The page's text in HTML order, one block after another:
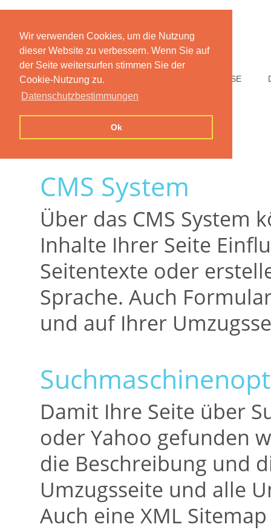
Wir verwenden Cookies, um die Nutzung
dieser Website zu verbessern. Wenn Sie auf
der Seite weitersurfen stimmen Sie der
Cookie-Nutzung zu.
Datenschutzbestimmungen
Ok
HOME PREISE
CMS System
Über das CMS System
Inhalte Ihrer Seite
Seitentexte oder
Sprache. Auch
und auf Ihrer
Damit Ihre Seite über
oder Yahoo gefunden
die Beschreibung und
Umzugsseite und alle
Auch eine XML